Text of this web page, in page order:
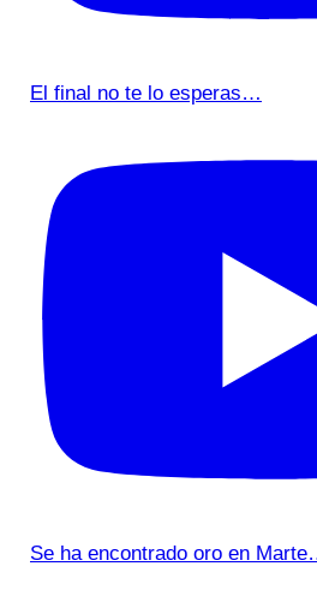
El final no te lo esperas…
Se ha encontrado oro en